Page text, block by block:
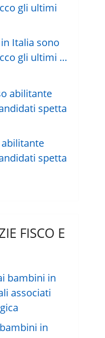
Italia sono
gli ultimi …
spetta
FISCO E
in